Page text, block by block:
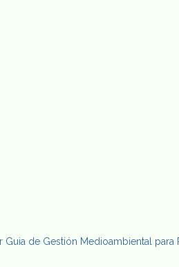
Guia de Gestión Medioambiental para